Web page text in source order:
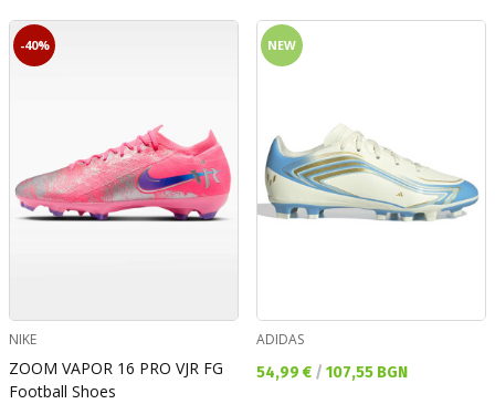
-40%
NIKE
ZOOM VAPOR 16 PRO VJR FG
Football Shoes
NEW
ADIDAS
Текуща цена:
54,99 € / 107,55 BGN